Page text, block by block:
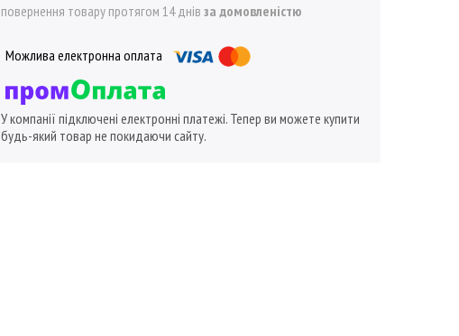
повернення товару протягом 14 днів за домовленістю
У компанії підключені електронні платежі. Тепер ви можете купити
будь-який товар не покидаючи сайту.